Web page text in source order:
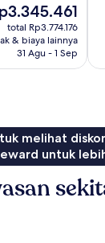
total Rp3.774.176
& biaya lainnya
31 Agu - 1 Sep
melihat
untuk